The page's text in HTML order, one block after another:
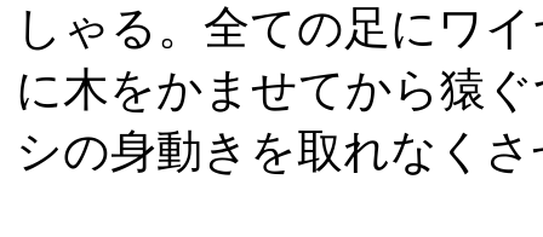
しゃる。全ての足にワ
に木をかませてから猿
シの身動きを取れなく